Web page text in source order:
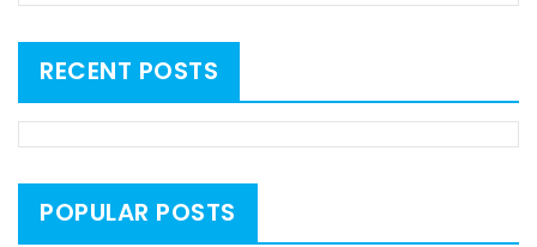
RECENT POSTS
POPULAR POSTS